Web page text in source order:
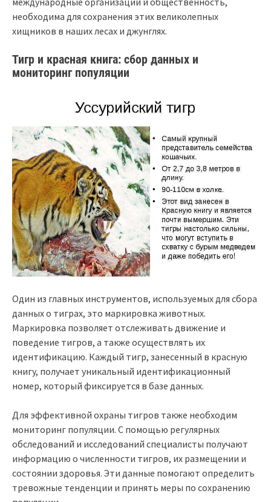
необходима для сохранения этих великолепных
хищников в наших лесах и джунглях.
Тигр и красная книга: сбор данных и
мониторинг популяции
Один из главных инструментов, используемых для сбора
данных о тиграх, это маркировка животных.
Маркировка позволяет отслеживать движение и
поведение тигров, а также осуществлять их
идентификацию. Каждый тигр, занесенный в красную
книгу, получает уникальный идентификационный
номер, который фиксируется в базе данных.
Для эффективной охраны тигров также необходим
мониторинг популяции. С помощью регулярных
обследований и исследований специалисты получают
информацию о численности тигров, их размещении и
состоянии здоровья. Эти данные помогают определить
тревожные тенденции и принять меры по сохранению